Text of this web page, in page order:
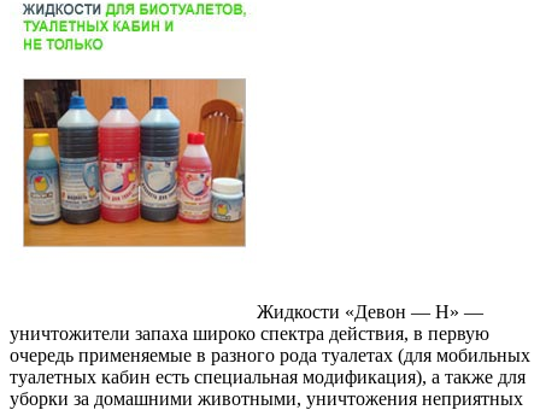
Жидкости «Девон — Н» —
уничтожители запаха широко спектра действия, в первую
очередь применяемые в разного рода туалетах (для мобильных
туалетных кабин есть специальная модификация), а также для
уборки за домашними животными, уничтожения неприятных